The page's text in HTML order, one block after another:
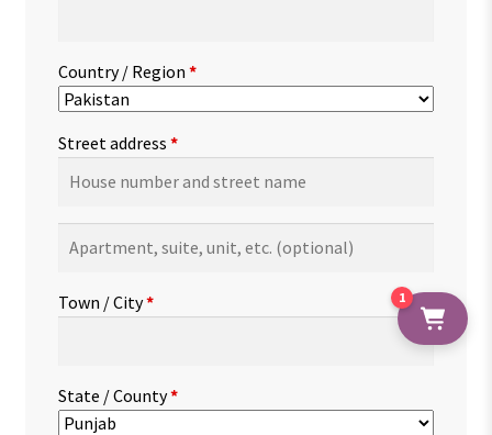
Country / Region *
Street address *
suite,
etc.(optional)
Town / City*
State / County*
1